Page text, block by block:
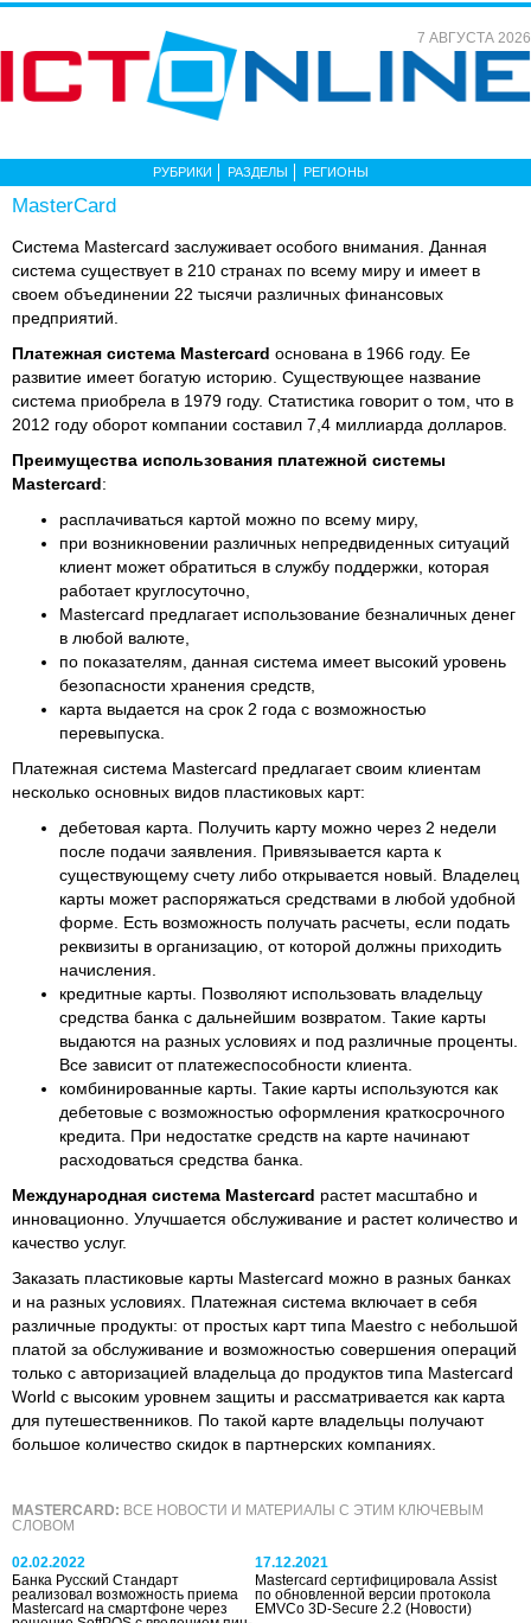
7 АВГУСТА 2026
РУБРИКИ РАЗДЕЛЫ РЕГИОНЫ
MasterCard
Система Mastercard заслуживает особого внимания. Данная
система существует в 210 странах по всему миру и имеет в
своем объединении 22 тысячи различных финансовых
предприятий.
Платежная система Mastercard основана в 1966 году. Ее
развитие имеет богатую историю. Существующее название
система приобрела в 1979 году. Статистика говорит о том, что в
2012 году оборот компании составил 7,4 миллиарда долларов.
Преимущества использования платежной системы
Mastercard:
расплачиваться картой можно по всему миру,
при возникновении различных непредвиденных ситуаций
клиент может обратиться в службу поддержки, которая
работает круглосуточно,
Mastercard предлагает использование безналичных денег
в любой валюте,
по показателям, данная система имеет высокий уровень
безопасности хранения средств,
карта выдается на срок 2 года с возможностью
перевыпуска.
Платежная система Mastercard предлагает своим клиентам
несколько основных видов пластиковых карт:
дебетовая карта. Получить карту можно через 2 недели
после подачи заявления. Привязывается карта к
существующему счету либо открывается новый. Владелец
карты может распоряжаться средствами в любой удобной
форме. Есть возможность получать расчеты, если подать
реквизиты в организацию, от которой должны приходить
начисления.
кредитные карты. Позволяют использовать владельцу
средства банка с дальнейшим возвратом. Такие карты
выдаются на разных условиях и под различные проценты.
Все зависит от платежеспособности клиента.
комбинированные карты. Такие карты используются как
дебетовые с возможностью оформления краткосрочного
кредита. При недостатке средств на карте начинают
расходоваться средства банка.
Международная система Mastercard растет масштабно и
инновационно. Улучшается обслуживание и растет количество и
качество услуг.
Заказать пластиковые карты Mastercard можно в разных банках
и на разных условиях. Платежная система включает в себя
различные продукты: от простых карт типа Maestro с небольшой
платой за обслуживание и возможностью совершения операций
только с авторизацией владельца до продуктов типа Mastercard
World с высоким уровнем защиты и рассматривается как карта
для путешественников. По такой карте владельцы получают
большое количество скидок в партнерских компаниях.
MASTERCARD: ВСЕ НОВОСТИ И МАТЕРИАЛЫ С ЭТИМ КЛЮЧЕВЫМ
СЛОВОМ
02.02.2022
Банка Русский Стандарт
реализовал возможность приема
Mastercard на смартфоне через
17.12.2021
Mastercard сертифицировала Assist
по обновленной версии протокола
EMVCo 3D-Secure 2.2(Новости)